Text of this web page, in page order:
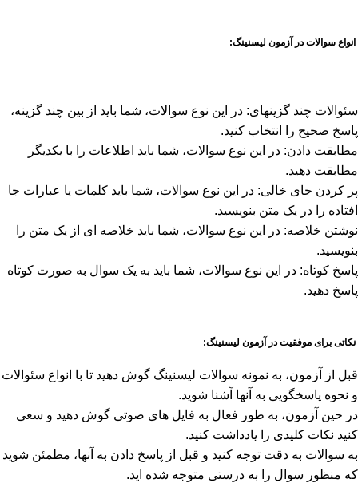
انواع سوالات در آزمون لیسنینگ:
سئوالات چند گزینه­ای: در این نوع سوالات، شما باید از بین چند گزینه،
پاسخ صحیح را انتخاب کنید.
مطابقت دادن: در این نوع سوالات، شما باید اطلاعات را با یکدیگر
مطابقت دهید.
پر کردن جای خالی: در این نوع سوالات، شما باید کلمات یا عبارات جا
افتاده را در یک متن بنویسید.
نوشتن خلاصه: در این نوع سوالات، شما باید خلاصه ای از یک متن را
بنویسید.
پاسخ کوتاه: در این نوع سوالات، شما باید به یک سوال به صورت کوتاه
پاسخ دهید.
نکاتی برای موفقیت در آزمون لیسنینگ:
قبل از آزمون، به نمونه سوالات لیسنینگ گوش دهید تا با انواع سئوالات
و نحوه پاسخگویی به آنها آشنا شوید.
در حین آزمون، به طور فعال به فایل های صوتی گوش دهید و سعی
کنید نکات کلیدی را یادداشت کنید.
به سوالات به دقت توجه کنید و قبل از پاسخ دادن به آنها، مطمئن شوید
که منظور سوال را به درستی متوجه شده اید.